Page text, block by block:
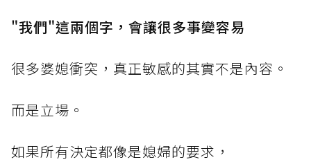
"我們"這兩個字，會讓很多事變容易
很多婆媳衝突，真正敏感的其實不是內容。
而是立場。
如果所有決定都像是媳婦的要求，